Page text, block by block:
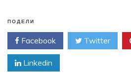
ПОДЕЛИ
Facebook Twitter
Linkedin